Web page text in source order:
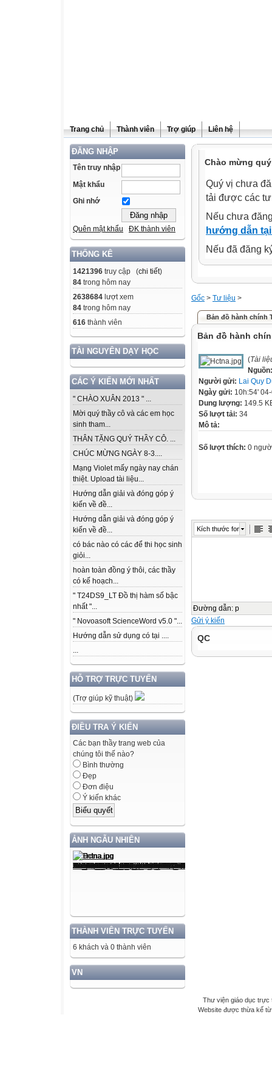
Trang chủ Thành viên Trợ giúp Liên hệ
ĐĂNG NHẬP
Tên truy nhập
Mật khẩu
Ghi nhớ
Quên mật khẩu ĐK thành viên
THỐNG KÊ
1421396 truy cập (chi tiết)
84 trong hôm nay
2638684 lượt xem
84 trong hôm nay
616 thành viên
TÀI NGUYÊN DẠY HỌC
CÁC Ý KIẾN MỚI NHẤT
" CHÀO XUÂN 2013 " ...
Mời quý thầy cô và các em học
sinh tham...
THÂN TẶNG QUÝ THẦY CÔ. ...
CHÚC MỪNG NGÀY 8-3....
Mạng Violet mấy ngày nay chán
thiệt. Upload tài liệu...
Hướng dẫn giải và đóng góp ý
kiến về đề...
Hướng dẫn giải và đóng góp ý
kiến về đề...
có bác nào có các để thi học sinh
giỏi...
hoàn toàn đồng ý thôi, các thầy
có kế hoạch...
" T24DS9_LT Đồ thị hàm số bậc
nhất "...
" Novoasoft ScienceWord v5.0 "...
Hướng dẫn sử dụng có tại ....
...
HỖ TRỢ TRỰC TUYẾN
(Trợ giúp kỹ thuật)
ĐIỀU TRA Ý KIẾN
Các bạn thầy trang web của
chúng tôi thế nào?
Bình thường
Đẹp
Đơn điệu
Ý kiến khác
ẢNH NGẪU NHIÊN
THÀNH VIÊN TRỰC TUYẾN
6 khách và 0 thành viên
VN
Chào mừng
Quý vị chưa
tải được các
Nếu chưa
hướng dẫn
Nếu đã đăng
Gốc > Tư liệu >
Bản đồ hành chính
Bản đồ hành
(Tài
Người gửi: Lai Quy
Ngày gửi: 10h:54'
Dung lượng: 149.5
Số lượt tải: 34
Mô tả:
Số lượt thích: 0
Kích thước font
Đường dẫn: p
Gửi ý kiến
QC
Thư viện giáo dục trực
Website được thừa kế